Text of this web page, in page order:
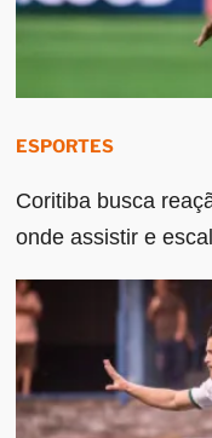
ESPORTES
Coritiba busca
onde assistir e